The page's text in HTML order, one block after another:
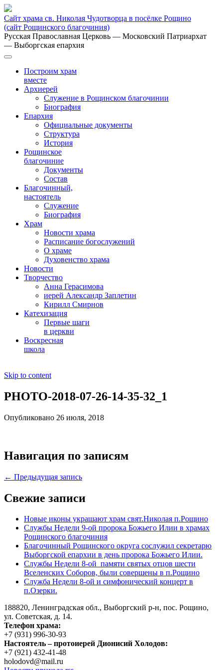
Сайт храма св. Николая Чудотворца в посёлке Рощино
(сайт Рощинского благочиния)
Русская Православная Церковь — Московский Патриархат
— Выборгская епархия
Построим храм
вместе
Архиерей
Служение в Рощинском благочинии
Биография
Епархия
Официальные документы
Структура
История
Рощинское
благочиние
Документы
Состав
Благочинный,
настоятель
Служение
Биография
Храм
Новости храма
Расписание богослужений
О храме
Духовенство храма
Новости
Творчество
Анна Герасимова
иерей Александр Заплетин
Кирилл Смирнов
Катехизация
Первые шаги
в церкви
Воскресная
школа
Skip to content
PHOTO-2018-07-26-14-35-32_1
Опубликовано 26 июля, 2018
Навигация по записям
← Предыдущая запись
Свежие записи
Новые иконы украшают храм свят.Николая п.Рощино
Службы Недели 9-ой пророка Божьего Илии в храмах
Рощинского благочиния
Благочинный Рощинского округа сослужил секретарю
Выборгской епархии в день пророка Божьего Илии.
Службы Недели 8-ой памяти святых отцов шести
Вселенских Соборов, были совершены в п.Рощино
Служба Недели 8-ой и симфонический концерт в
п.Озерки.
188820, Ленинградская обл., Выборгский р-н, пос. Рощино,
ул. Советская, д. 14.
Телефон храма:
+7 (931) 996-30-93
Настоятель – протоиерей Дионисий Холодов:
+7 (921) 432-41-48
holodovd@mail.ru